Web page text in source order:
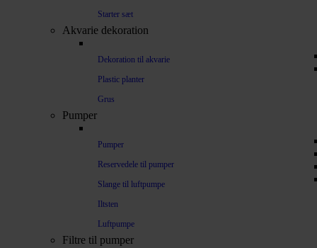
Starter sæt
Akvarie dekoration
Dekoration til akvarie
Plastic planter
Grus
Pumper
Pumper
Reservedele til pumper
Slange til luftpumpe
Iltsten
Luftpumpe
Filtre til pumper